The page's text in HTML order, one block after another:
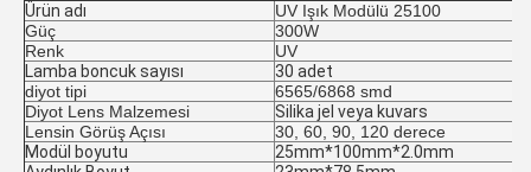
Ürün adı
UV Işık Modülü 25100
Güç
300W
Renk
UV
Lamba boncuk sayısı
30 adet
diyot tipi
6565/6868 smd
Diyot Lens Malzemesi
Silika jel veya kuvars
Lensin Görüş Açısı
30, 60, 90, 120 derece
Modül boyutu
25mm*100mm*2.0mm